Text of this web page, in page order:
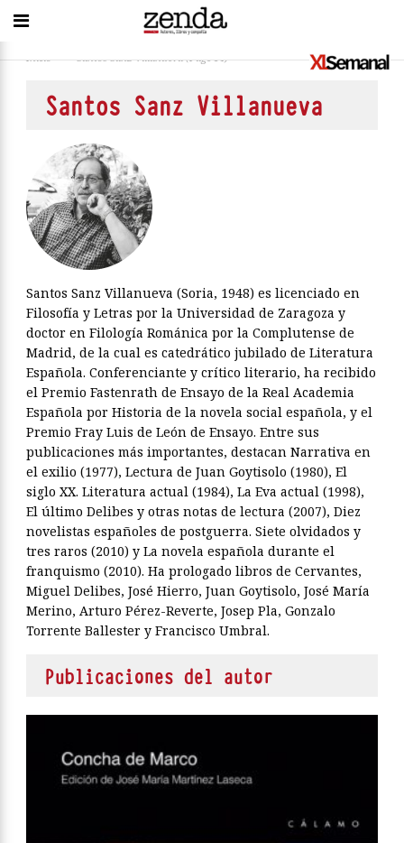
Inicio > Santos Sanz Villanueva(Page 14)
Santos Sanz Villanueva
Santos Sanz Villanueva (Soria, 1948) es licenciado en
Filosofía y Letras por la Universidad de Zaragoza y
doctor en Filología Románica por la Complutense de
Madrid, de la cual es catedrático jubilado de Literatura
Españo­la. Conferenciante y crítico literario, ha recibido
el Premio Fastenrath de Ensayo de la Real Academia
Española por Historia de la novela social española, y el
Premio Fray Luis de León de Ensayo. Entre sus
publicaciones más importantes, destacan Narrativa en
el exilio (1977), Lectura de Juan Goytisolo (1980), El
siglo XX. Literatura actual (1984), La Eva actual (1998),
El último Delibes y otras notas de lectura (2007), Diez
novelistas españoles de postgue­rra. Siete olvidados y
tres raros (2010) y La novela española durante el
franquismo (2010). Ha prologado libros de Cervantes,
Miguel Delibes, José Hierro, Juan Goytisolo, José María
Merino, Arturo Pérez-Reverte, Josep Pla, Gonzalo
Torrente Ballester y Francisco Umbral.
Publicaciones del autor